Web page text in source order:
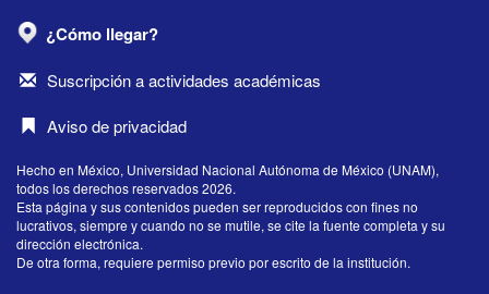
¿Cómo llegar?
Suscripción a actividades académicas
Aviso de privacidad
Hecho en México, Universidad Nacional Autónoma de México (UNAM),
todos los derechos reservados 2026.
Esta página y sus contenidos pueden ser reproducidos con fines no
lucrativos, siempre y cuando no se mutile, se cite la fuente completa y su
dirección electrónica.
De otra forma, requiere permiso previo por escrito de la institución.